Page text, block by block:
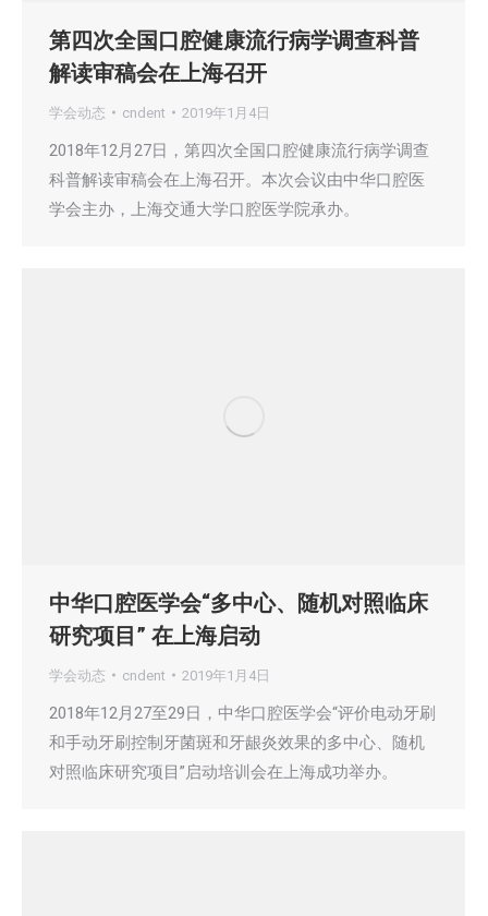
第四次全国口腔健康流行病学调查科普
解读审稿会在上海召开
学会动态 cndent 2019年1月4日
2018年12月27日，第四次全国口腔健康流行病学调查
科普解读审稿会在上海召开。本次会议由中华口腔医
学会主办，上海交通大学口腔医学院承办。
中华口腔医学会“多中心、随机对照临床
研究项目” 在上海启动
学会动态 cndent 2019年1月4日
2018年12月27至29日，中华口腔医学会“评价电动牙刷
和手动牙刷控制牙菌斑和牙龈炎效果的多中心、随机
对照临床研究项目”启动培训会在上海成功举办。